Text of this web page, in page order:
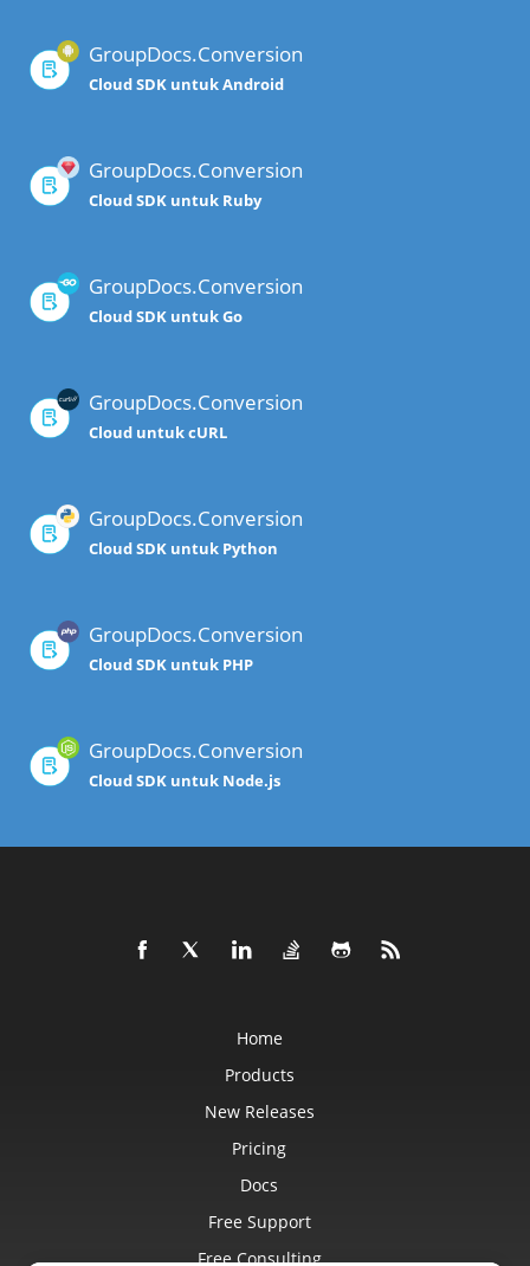
GroupDocs.Conversion
Cloud SDK untuk Android
GroupDocs.Conversion
Cloud SDK untuk Ruby
GroupDocs.Conversion
Cloud SDK untuk Go
GroupDocs.Conversion
Cloud untuk cURL
GroupDocs.Conversion
Cloud SDK untuk Python
GroupDocs.Conversion
Cloud SDK untuk PHP
GroupDocs.Conversion
Cloud SDK untuk Node.js
Home
Products
New Releases
Pricing
Docs
Free Support
Free Consulting